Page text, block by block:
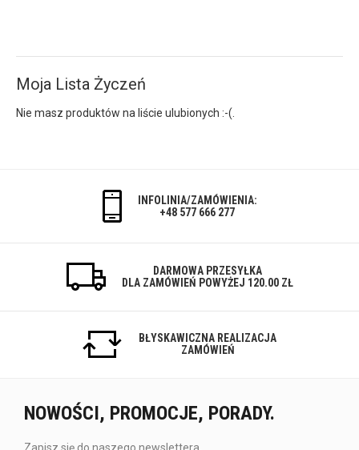
Moja Lista Życzeń
Nie masz produktów na liście ulubionych :-(.
INFOLINIA/ZAMÓWIENIA:
+48 577 666 277
DARMOWA PRZESYŁKA
DLA ZAMÓWIEŃ POWYŻEJ 120.00 ZŁ
BŁYSKAWICZNA REALIZACJA
ZAMÓWIEŃ
NOWOŚCI, PROMOCJE, PORADY.